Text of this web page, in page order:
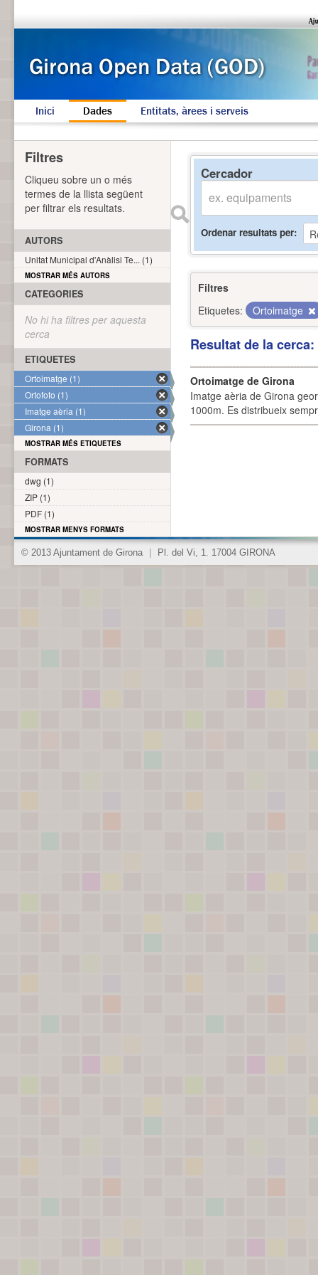
Inici Dades Entitats, àrees i serveis
Cercador
Ordenar resultats per
Filtres
Etiquetes:
Ortoimatge
Resultat de la
Ortoimatge de Girona
Imatge aèria de Girona
1000m. Es distribueix
Filtres
Cliqueu sobre un o més
termes de la llista següent
per filtrar els resultats.
AUTORS
Unitat Municipal d'Anàlisi Te... (1)
MOSTRAR MÉS AUTORS
CATEGORIES
No hi ha filtres per aquesta
cerca
ETIQUETES
Ortoimatge (1)
Ortofoto (1)
Imatge aèria (1)
Girona (1)
MOSTRAR MÉS ETIQUETES
FORMATS
dwg (1)
ZIP (1)
PDF (1)
MOSTRAR MENYS FORMATS
© 2013 Ajuntament de Girona Pl. del Vi, 1. 17004 GIRONA